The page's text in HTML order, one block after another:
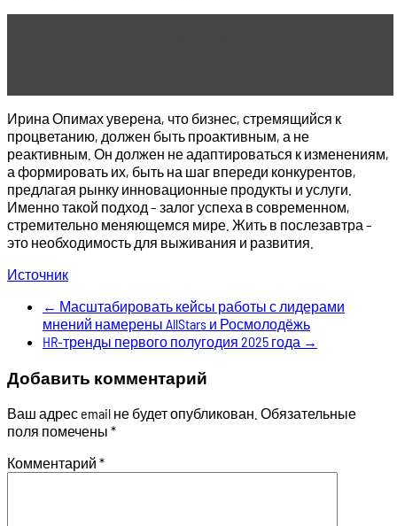
Ирина Опимах уверена, что бизнес, стремящийся к
процветанию, должен быть проактивным, а не
реактивным. Он должен не адаптироваться к изменениям,
а формировать их, быть на шаг впереди конкурентов,
предлагая рынку инновационные продукты и услуги.
Именно такой подход – залог успеха в современном,
стремительно меняющемся мире. Жить в послезавтра –
это необходимость для выживания и развития.
Источник
← Масштабировать кейсы работы с лидерами
мнений намерены AllStars и Росмолодёжь
HR-тренды первого полугодия 2025 года →
Добавить комментарий
Ваш адрес email не будет опубликован. Обязательные
поля помечены *
Комментарий *